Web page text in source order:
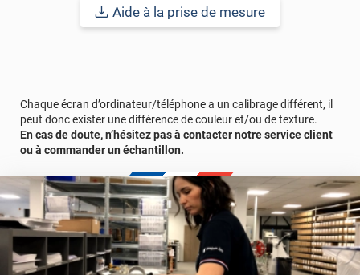
qui illumine votre espace en toute saison.
magie du printemps et de Pâques, et transformez vos vitrines en
véritables tableaux vivants, captivant les regards et égayant les
cœurs !
Référence produit :PERSOPAQUES2FV
Aide à la prise de mesure
Chaque écran d’ordinateur/téléphone a un calibrage différent, il
peut donc exister une différence de couleur et/ou de texture.
En cas de doute, n’hésitez pas à contacter notre service client
ou à commander un échantillon.